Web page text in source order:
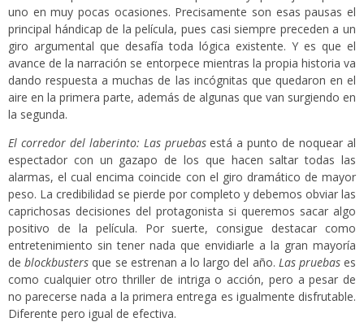
uno en muy pocas ocasiones. Precisamente son esas pausas el
principal hándicap de la película, pues casi siempre preceden a un
giro argumental que desafía toda lógica existente. Y es que el
avance de la narración se entorpece mientras la propia historia va
dando respuesta a muchas de las incógnitas que quedaron en el
aire en la primera parte, además de algunas que van surgiendo en
la segunda.
El corredor del laberinto: Las pruebasestá a punto de noquear al
espectador con un gazapo de los que hacen saltar todas las
alarmas, el cual encima coincide con el giro dramático de mayor
peso. La credibilidad se pierde por completo y debemos obviar las
caprichosas decisiones del protagonista si queremos sacar algo
positivo de la película. Por suerte, consigue destacar como
entretenimiento sin tener nada que envidiarle a la gran mayoría
deblockbusters que se estrenan a lo largo del año. Las pruebases
como cualquier otro thriller de intriga o acción, pero a pesar de
no parecerse nada a la primera entrega es igualmente disfrutable.
Diferente pero igual de efectiva.